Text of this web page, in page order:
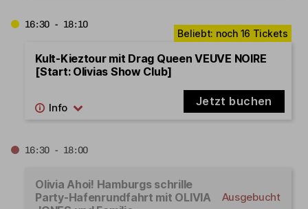
16:30 - 18:10
Kult-Kieztour mit Drag Queen VEUVE NOIRE
[Start: Olivias Show Club]
Jetzt buchen
16:30 - 18:00
Olivia Ahoi! Hamburgs schrille
Party-Hafenrundfahrt mit OLIVIA
Ausgebucht